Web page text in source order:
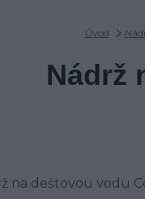
Úvod
Nádrž